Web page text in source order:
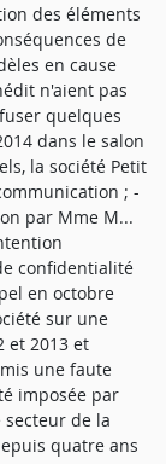
des éléments
de
en cause
n'aient pas
quelques
dans le salon
la société Petit
; -
par Mme M...
confidentialité
en octobre
sur une
et 2013 et
une faute
imposée par
de la
quatre ans